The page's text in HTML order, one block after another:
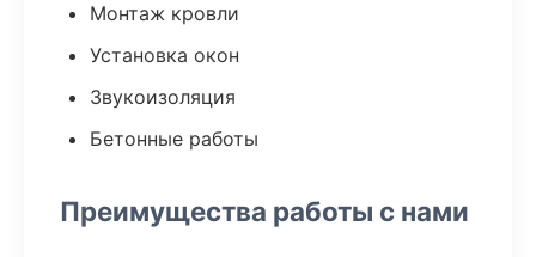
Монтаж кровли
Установка окон
Звукоизоляция
Бетонные работы
Преимущества работы с нами